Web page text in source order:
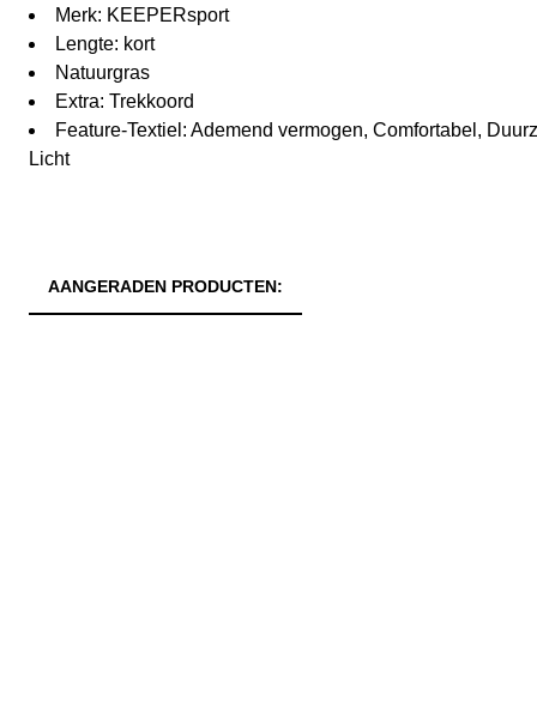
Merk: KEEPERsport
Lengte: kort
Natuurgras
Extra: Trekkoord
Feature-Textiel: Ademend vermogen, Comfortabel,
Licht
AANGERADEN PRODUCTEN: